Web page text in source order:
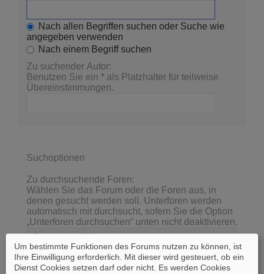
Nach allen Begriffen suchen oder Suche wie
angegeben verwenden
Nach einem Begriff suchen
Zu suchender Autor:
Benutzen Sie ein * als Platzhalter für teilweise
Übereinstimmungen.
Suchoptionen
Zu durchsuchende Foren:
Wählen Sie das Forum oder die Foren aus, in
denen gesucht werden soll. Unterforen werden
automatisch mit durchsucht, sofern Sie die Option
„Unterforen durchsuchen“ unten nicht deaktivieren.
Um bestimmte Funktionen des Forums nutzen zu können, ist
Ihre Einwilligung erforderlich. Mit dieser wird gesteuert, ob ein
Dienst Cookies setzen darf oder nicht. Es werden Cookies